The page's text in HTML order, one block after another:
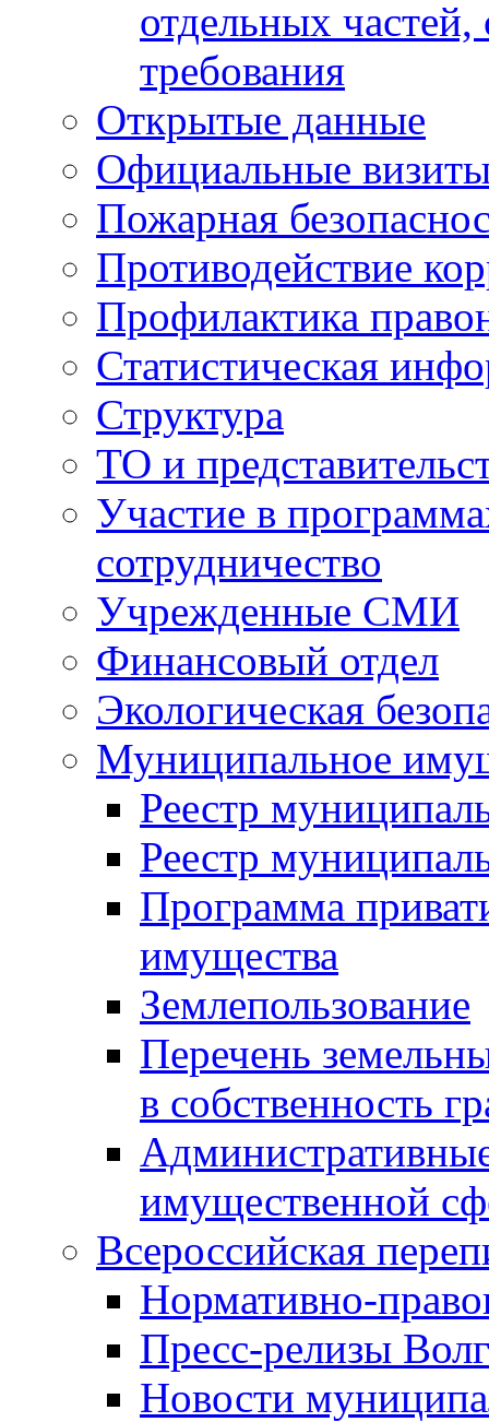
отдельных
требования
Открытые данные
Официальные
Пожарная
Противодействие
Профилактика
Статистическая
Структура
ТО и
Участие в
сотрудничество
Учрежденные СМИ
Финансовый отдел
Экологическая
Муниципальное
Реестр
Реестр
Программа
имущества
Землепользование
Перечень
в собственность
имущественной
Всероссийская
Нормативно-
Пресс-релизы
Новости